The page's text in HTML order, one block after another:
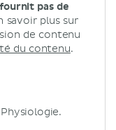
pas de
savoir plus sur
de contenu
du contenu.